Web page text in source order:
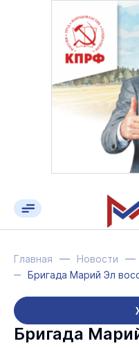
Главная Новости
Бригада